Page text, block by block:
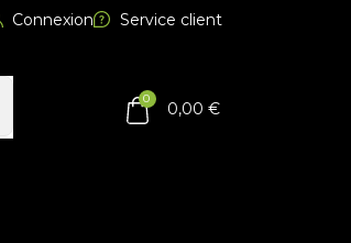
Connexion Service client
0
0,00 €